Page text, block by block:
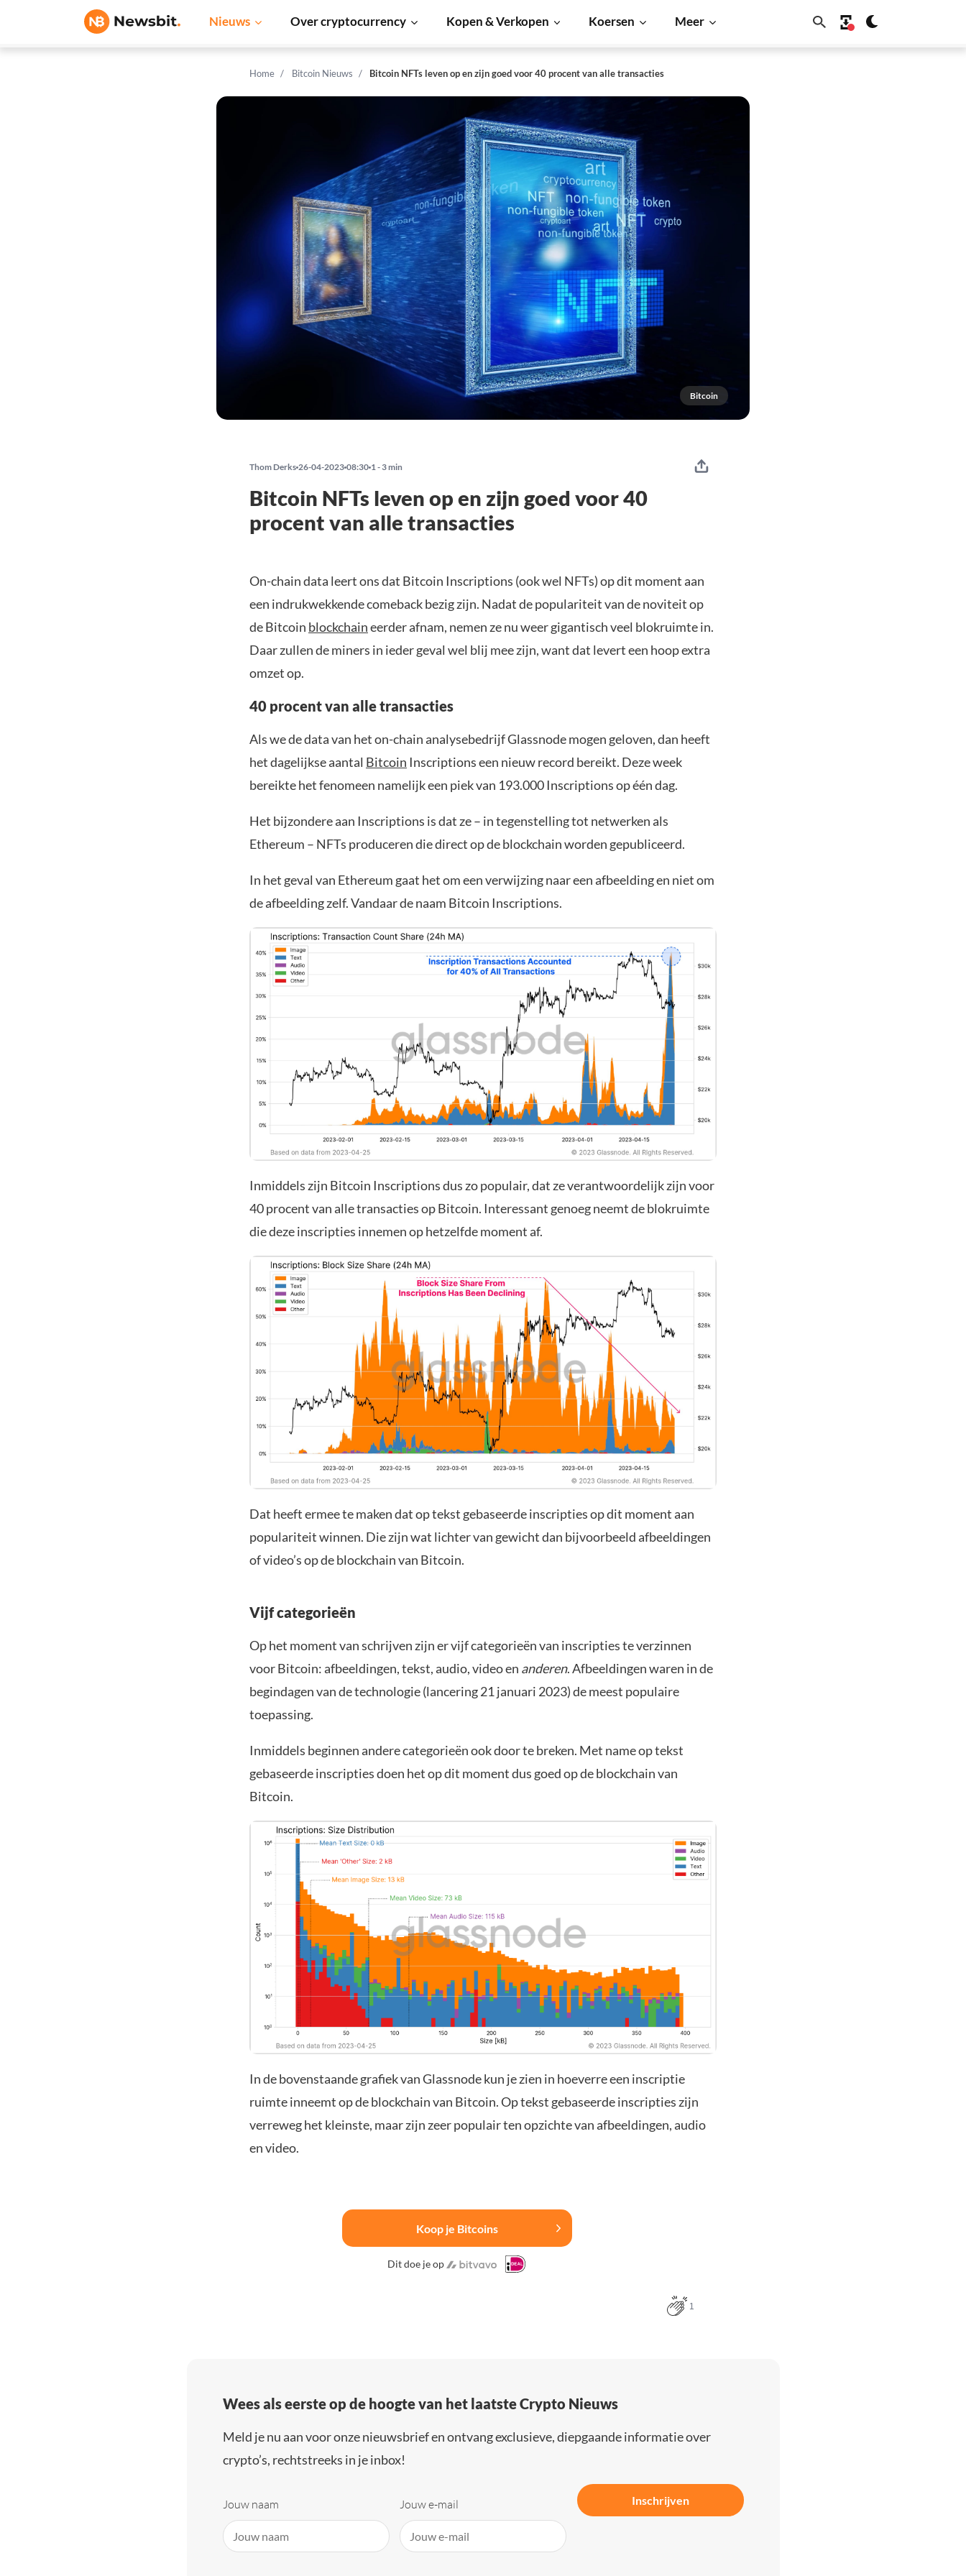
Nieuws Over cryptocurrency Kopen & Verkopen Koersen Meer
Home Bitcoin Nieuws Bitcoin NFTs leven op en zijn goed voor 40 procent van alle transacties
Bitcoin
Thom Derks 26-04-2023 08:30 1 - 3 min
Bitcoin NFTs leven op en zijn goed voor 40
procent van alle transacties
On-chain data leert ons dat Bitcoin Inscriptions (ook wel NFTs) op dit moment aan
een indrukwekkende comeback bezig zijn. Nadat de populariteit van de noviteit op
de Bitcoin blockchaineerder afnam, nemen ze nu weer gigantisch veel blokruimte in.
Daar zullen de miners in ieder geval wel blij mee zijn, want dat levert een hoop extra
omzet op.
40 procent van alle transacties
Als we de data van het on-chain analysebedrijf Glassnode mogen geloven, dan heeft
het dagelijkse aantal Bitcoin Inscriptions een nieuw record bereikt. Deze week
bereikte het fenomeen namelijk een piek van 193.000 Inscriptions op één dag.
Het bijzondere aan Inscriptions is dat ze – in tegenstelling tot netwerken als
Ethereum – NFTs produceren die direct op de blockchain worden gepubliceerd.
In het geval van Ethereum gaat het om een verwijzing naar een afbeelding en niet om
de afbeelding zelf. Vandaar de naam Bitcoin Inscriptions.
Inmiddels zijn Bitcoin Inscriptions dus zo populair, dat ze verantwoordelijk zijn voor
40 procent van alle transacties op Bitcoin. Interessant genoeg neemt de blokruimte
die deze inscripties innemen op hetzelfde moment af.
Dat heeft ermee te maken dat op tekst gebaseerde inscripties op dit moment aan
populariteit winnen. Die zijn wat lichter van gewicht dan bijvoorbeeld afbeeldingen
of video’s op de blockchain van Bitcoin.
Vijf categorieën
Op het moment van schrijven zijn er vijf categorieën van inscripties te verzinnen
voor Bitcoin: afbeeldingen, tekst, audio, video en anderen. Afbeeldingen waren in de
begindagen van de technologie (lancering 21 januari 2023) de meest populaire
toepassing.
Inmiddels beginnen andere categorieën ook door te breken. Met name op tekst
gebaseerde inscripties doen het op dit moment dus goed op de blockchain van
Bitcoin.
In de bovenstaande grafiek van Glassnode kun je zien in hoeverre een inscriptie
ruimte inneemt op de blockchain van Bitcoin. Op tekst gebaseerde inscripties zijn
verreweg het kleinste, maar zijn zeer populair ten opzichte van afbeeldingen, audio
en video.
Koop je Bitcoins
Dit doe je op
1
Wees als eerste op de hoogte van het laatste Crypto Nieuws
Meld je nu aan voor onze nieuwsbrief en ontvang exclusieve, diepgaande informatie over
crypto’s, rechtstreeks in je inbox!
Jouw naam Jouw e-mail Inschrijven